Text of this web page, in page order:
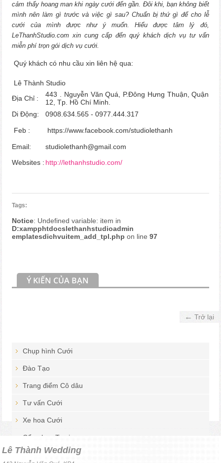
cảm thấy hoang man khi ngày cưới đến gần. Đôi khi, bạn không biết
mình nên làm gì trước và việc gì sau? Chuẩn bị thứ gì để cho lễ
cưới của mình được như ý muốn. Hiểu được tâm lý đó,
LeThanhStudio.com xin cung cấp đến quý khách dịch vụ tư vấn
miễn phí trọn gói dịch vụ cưới.
Quý khách có nhu cầu xin liên hệ qua:
Lê Thành Studio
Địa Chỉ :
443 . Nguyễn Văn Quá, P.Đông Hưng Thuận,Quận
12, Tp. Hồ Chí Minh.
Di Động:
0908.634.565 - 0977.444.317
Feb : https://www.facebook.com/studiolethanh
Email:
studiolethanh@gmail.com
Websites : http://lethanhstudio.com/
Tags:
Notice: Undefined variable: item in
D:xampphtdocslethanhstudioadmin
emplatesdichvuitem_add_tpl.php on line97
Ý KIẾN CỦA BẠN
← Trở lại
Chụp hình Cưới
Đào Tạo
Trang điểm Cô dâu
Tư vấn Cưới
Xe hoa Cưới
Cổng hoa Tươi
Hoa Cưới
Lê Thành Wedding